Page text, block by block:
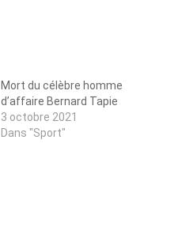
Mort du célèbre homme
d’affaire Bernard Tapie
3 octobre 2021
Dans "Sport"